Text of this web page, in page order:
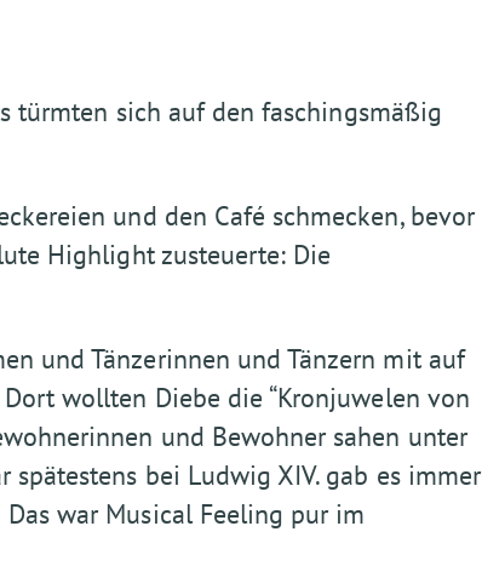
türmten sich auf den faschingsmäßig
und den Café schmecken, bevor
Highlight zusteuerte: Die
und Tänzerinnen und Tänzern mit auf
wollten Diebe die “Kronjuwelen von
und Bewohner sahen unter
spätestens bei Ludwig XIV. gab es immer
war Musical Feeling pur im